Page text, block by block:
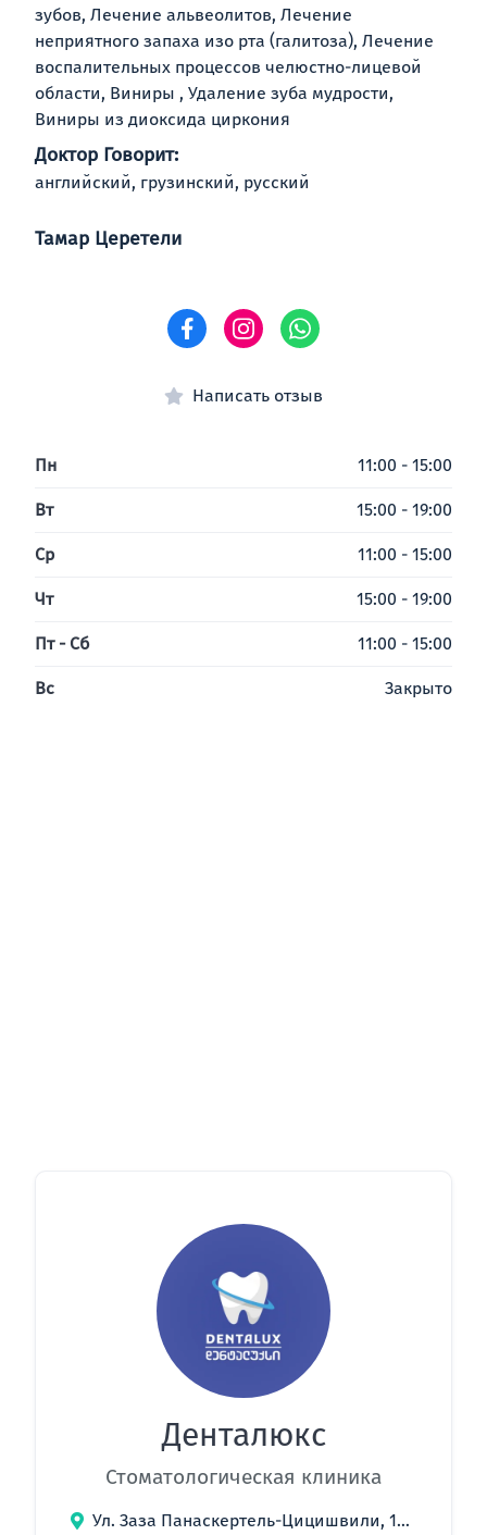
зубов, Лечение альвеолитов, Лечение
неприятного запаха изо рта (галитоза), Лечение
воспалительных процессов челюстно-лицевой
области, Виниры , Удаление зуба мудрости,
Виниры из диоксида циркония
Доктор Говорит:
английский, грузинский, русский
Тамар Церетели
Написать отзыв
Пн 11:00 - 15:00
Вт 15:00 - 19:00
Ср 11:00 - 15:00
Чт 15:00 - 19:00
Пт - Сб 11:00 - 15:00
Вс Закрыто
Денталюкс
Стоматологическая клиника
Ул. Заза Панаскертель-Цицишвили, 13б, Тбилиси, Грузия